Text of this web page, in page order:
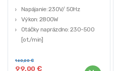
Napájanie: 230V/ 50Hz
Výkon: 2800W
Otáčky naprázdno: 230-500
[ot./min]
Počet úderov: 1350-2800 / min
99,00€
160,00€